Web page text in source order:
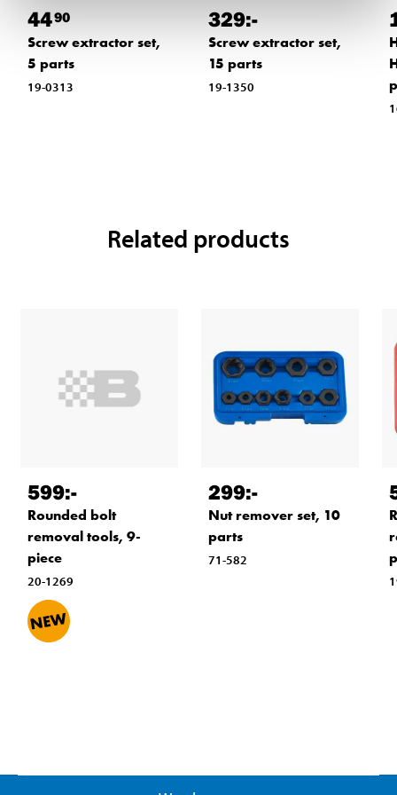
4490
Screw extractor set,
5 parts
19-0313
329:-
Screw extractor set,
15 parts
19-1350
Related products
599:-
Rounded bolt
removal tools, 9-
piece
20-1269
299:-
Nut remover set, 10
parts
71-582